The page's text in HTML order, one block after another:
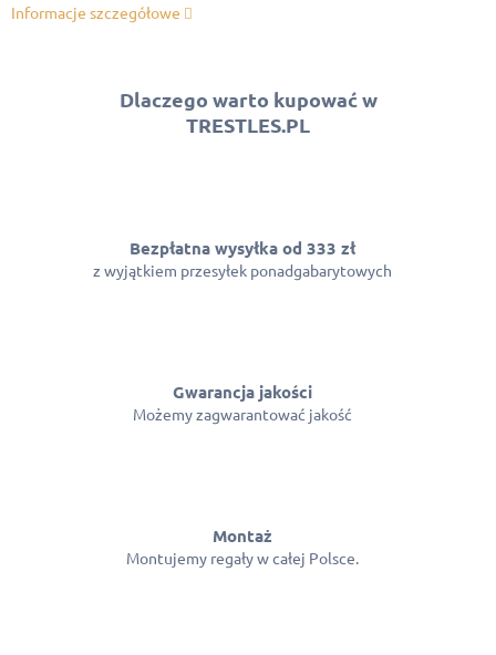
Informacje szczegółowe
Dlaczego warto kupować w
TRESTLES.PL
Bezpłatna wysyłka od 333 zł
z wyjątkiem przesyłek ponadgabarytowych
Gwarancja jakości
Możemy zagwarantować jakość
Montaż
Montujemy regały w całej Polsce.